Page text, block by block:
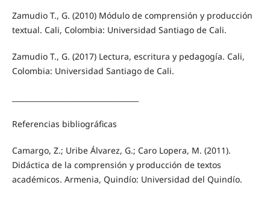
Zamudio T., G. (2010) Módulo de comprensión y producción
textual. Cali, Colombia: Universidad Santiago de Cali.
Zamudio T., G. (2017) Lectura, escritura y pedagogía. Cali,
Colombia: Universidad Santiago de Cali.
Referencias bibliográficas
Camargo, Z.; Uribe Álvarez, G.; Caro Lopera, M. (2011).
Didáctica de la comprensión y producción de textos
académicos. Armenia, Quindío: Universidad del Quindío.